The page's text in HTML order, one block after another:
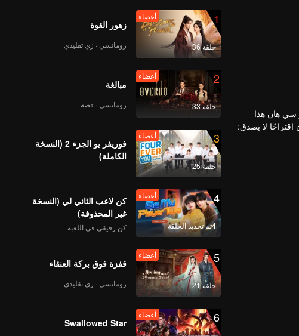
26
27
سي هان هذا
لا يصدق:
1
حلقة 36
أعضاء
زهور القوة
رومانسي · زي تقليدي
2
حلقة 33
أعضاء
مبالغة
رومانسي · قصة
3
حلقة 25
أعضاء
فوريفر يو الجزء 2 (النسخة
الكاملة)
4
4تم تجديد الحلقة
أعضاء
كن لاعب الثاني لي (النسخة
غير المحذوفة)
كن رفيقي في اللعبة
5
حلقة 21
أعضاء
قفزة فوق بركة العنقاء
رومانسي · زي تقليدي
6 أعضاء
Swallowed Star